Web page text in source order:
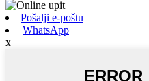
Pošalji e-poštu
WhatsApp
x